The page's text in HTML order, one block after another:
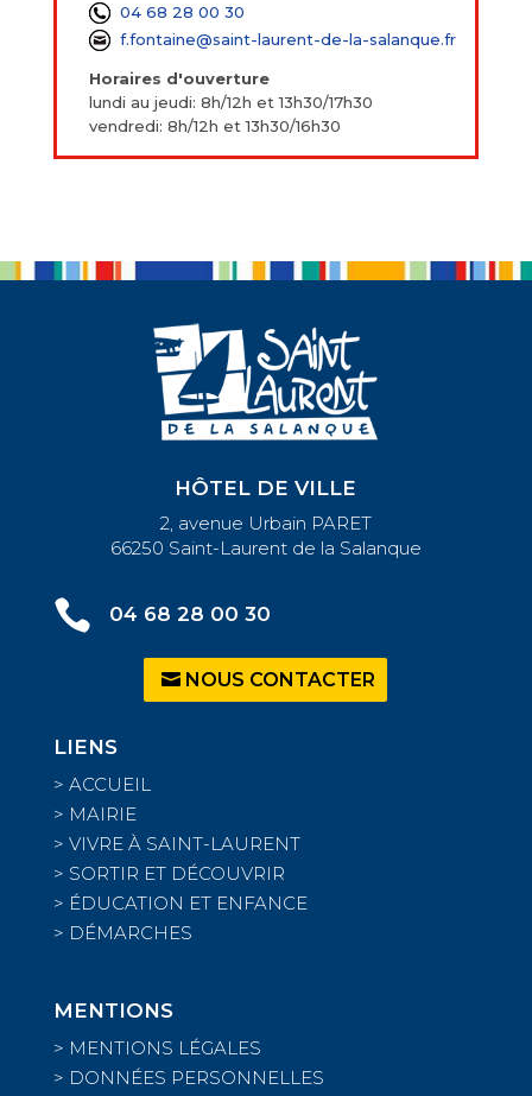
04 68 28 00 30
f.fontaine@saint-laurent-de-la-salanque.fr
Horaires d'ouverture
lundi au jeudi: 8h/12h et 13h30/17h30
vendredi: 8h/12h et 13h30/16h30
HÔTEL DE VILLE
2, avenue Urbain PARET
66250 Saint-Laurent de la Salanque
 04 68 28 00 30
NOUS CONTACTER
LIENS
> ACCUEIL
> MAIRIE
> VIVRE À SAINT-LAURENT
> SORTIR ET DÉCOUVRIR
> ÉDUCATION ET ENFANCE
> DÉMARCHES
MENTIONS
> MENTIONS LÉGALES
> DONNÉES PERSONNELLES